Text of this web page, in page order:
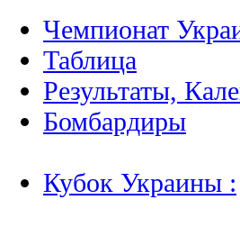
Чемпионат
Таблица
Результаты,
Бомбардиры
Кубок Украины :